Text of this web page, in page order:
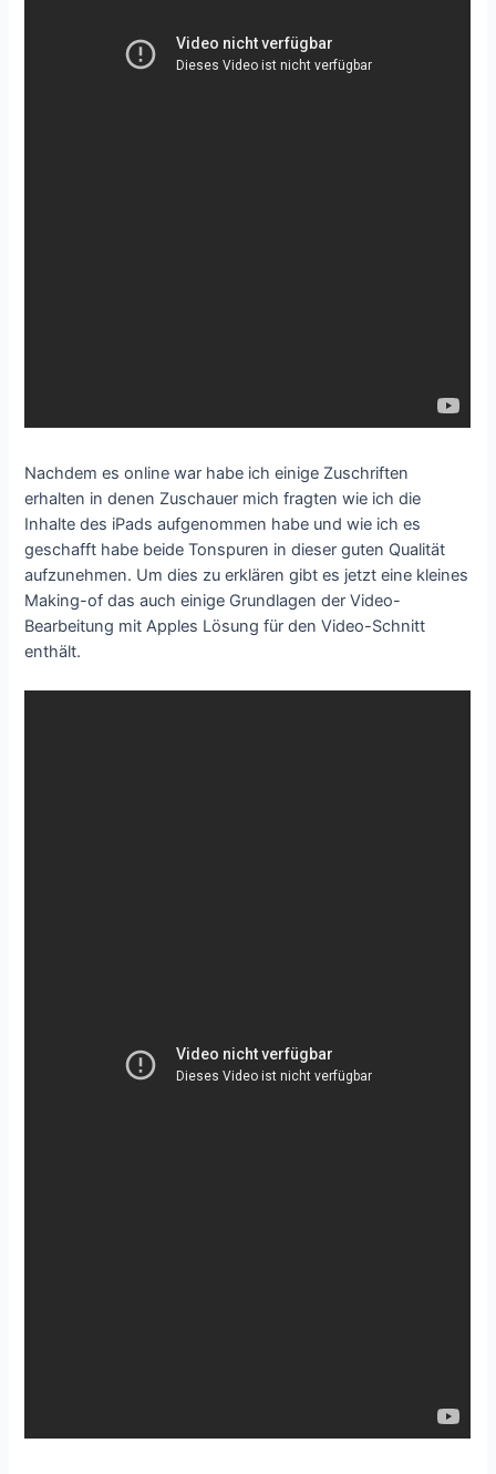
Nachdem es online war habe ich einige Zuschriften
erhalten in denen Zuschauer mich fragten wie ich die
Inhalte des iPads aufgenommen habe und wie ich es
geschafft habe beide Tonspuren in dieser guten Qualität
aufzunehmen. Um dies zu erklären gibt es jetzt eine kleines
Making-of das auch einige Grundlagen der Video-
Bearbeitung mit Apples Lösung für den Video-Schnitt
enthält.